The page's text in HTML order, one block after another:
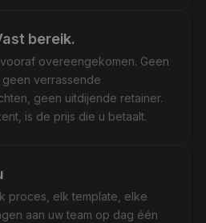
bereik.
overeengekomen. Geen
verrassende
geen uitdijende retainer.
is de prijs die u betaalt.
proces, elk template, elke
aan uw team op dag één